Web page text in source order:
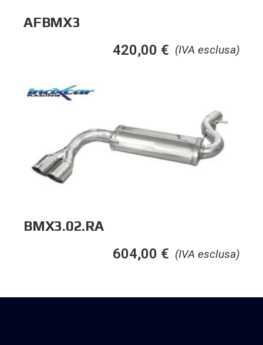
AFBMX3
(IVA esclusa)
420,00 €
BMX3.02.RA
(IVA esclusa)
604,00 €